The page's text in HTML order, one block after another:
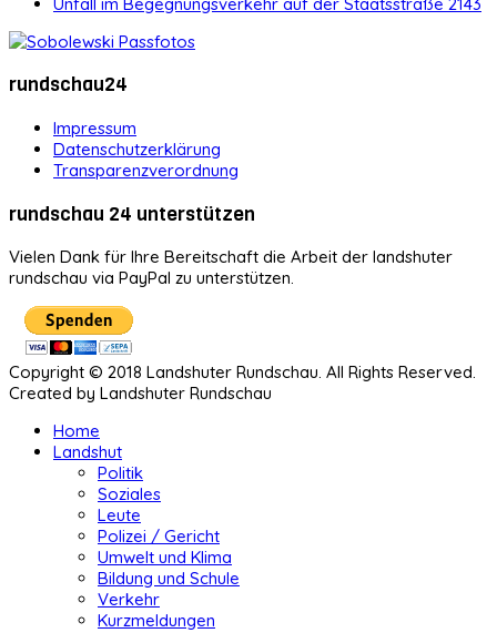
rundschau24
Impressum
Datenschutzerklärung
Transparenzverordnung
rundschau 24 unterstützen
Vielen Dank für Ihre Bereitschaft die Arbeit der landshuter
rundschau via PayPal zu unterstützen.
Copyright © 2018 Landshuter Rundschau. All Rights Reserved.
Created by Landshuter Rundschau
Home
Landshut
Politik
Soziales
Leute
Polizei / Gericht
Umwelt und Klima
Bildung und Schule
Verkehr
Kurzmeldungen